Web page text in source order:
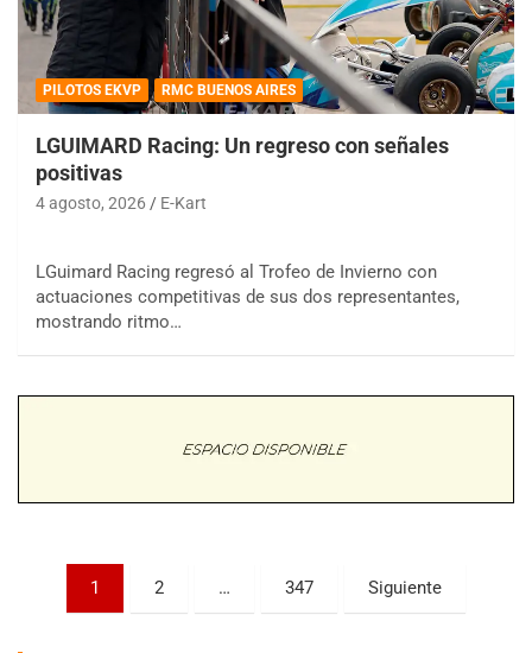
PILOTOS EKVP RMC BUENOS AIRES
LGUIMARD Racing: Un regreso con señales
positivas
4 agosto, 2026 E-Kart
LGuimard Racing regresó al Trofeo de Invierno con
actuaciones competitivas de sus dos representantes,
mostrando ritmo…
Paginación
1 2 … 347 Siguiente
COBERTURA ESPECIAL DE E-KART.COM.AR
Ramiro Tot (Asfalto)
Parque de la Velocidad (Asfalto)